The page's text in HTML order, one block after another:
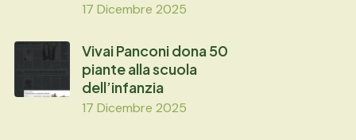
17 Dicembre 2025
Vivai Panconi dona 50
piante alla scuola
dell’infanzia
17 Dicembre 2025